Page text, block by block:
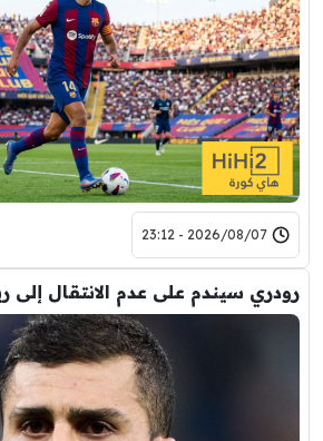
2026/08/07 - 23:12
رودري سيندم على عدم الانتقال إلى